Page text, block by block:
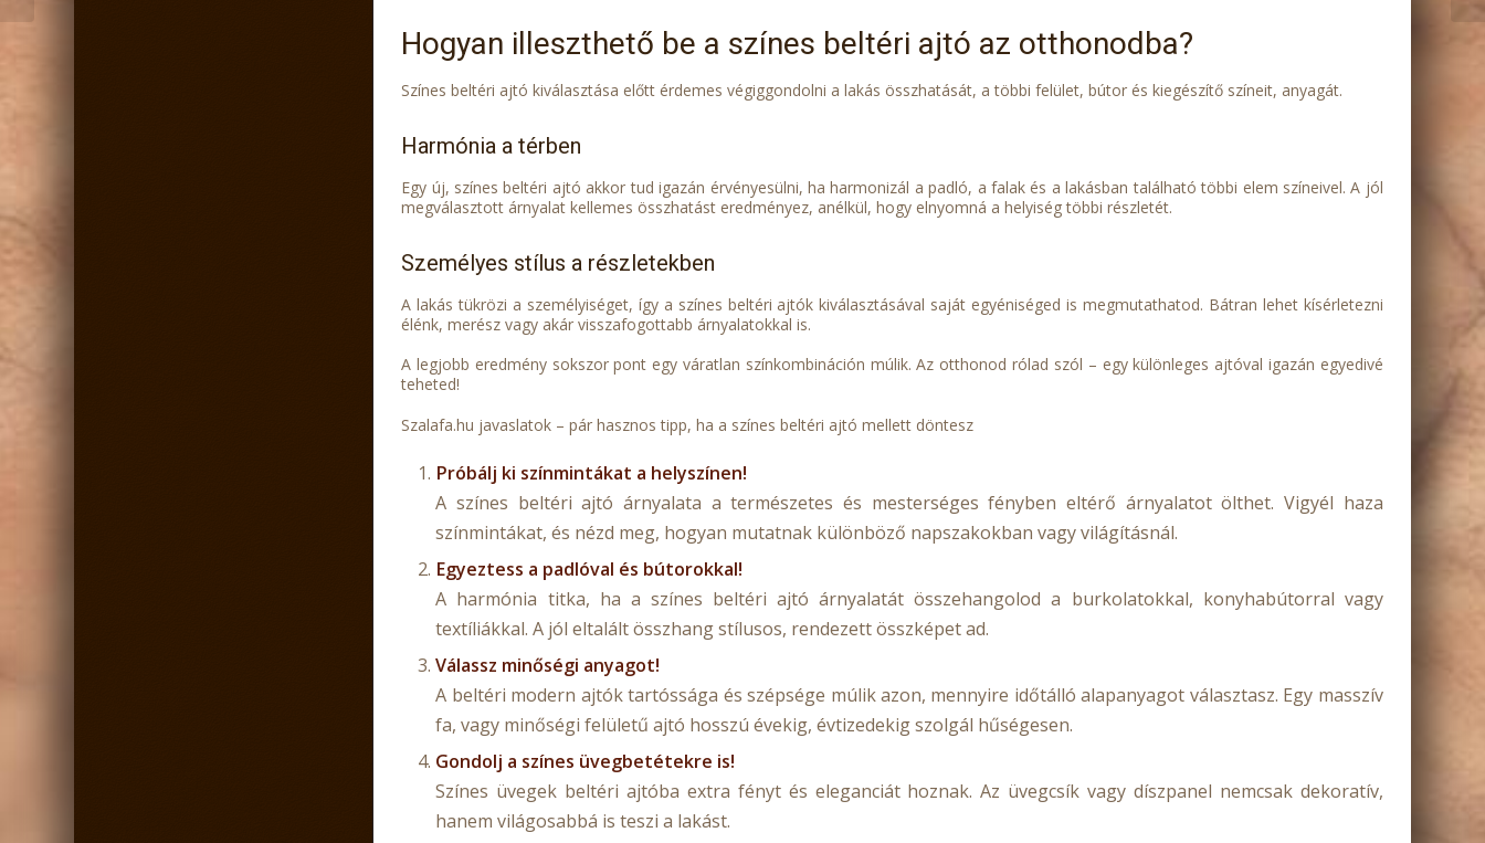
Hogyan illeszthető be a színes beltéri ajtó az otthonodba?
Színes beltéri ajtó kiválasztása előtt érdemes végiggondolni a lakás összhatását, a többi felület, bútor és kiegészítő színeit, anyagát.
Harmónia a térben
Egy új, színes beltéri ajtó akkor tud igazán érvényesülni, ha harmonizál a padló, a falak és a lakásban található többi elem színeivel. A jól
megválasztott árnyalat kellemes összhatást eredményez, anélkül, hogy elnyomná a helyiség többi részletét.
Személyes stílus a részletekben
A lakás tükrözi a személyiséget, így a színes beltéri ajtók kiválasztásával saját egyéniséged is megmutathatod. Bátran lehet kísérletezni
élénk, merész vagy akár visszafogottabb árnyalatokkal is.
A legjobb eredmény sokszor pont egy váratlan színkombináción múlik. Az otthonod rólad szól – egy különleges ajtóval igazán egyedivé
teheted!
Szalafa.hu javaslatok – pár hasznos tipp, ha a színes beltéri ajtó mellett döntesz
Próbálj ki színmintákat a helyszínen!
A színes beltéri ajtó árnyalata a természetes és mesterséges fényben eltérő árnyalatot ölthet. Vigyél haza
színmintákat, és nézd meg, hogyan mutatnak különböző napszakokban vagy világításnál.
Egyeztess a padlóval és bútorokkal!
A harmónia titka, ha a színes beltéri ajtó árnyalatát összehangolod a burkolatokkal, konyhabútorral vagy
textíliákkal. A jól eltalált összhang stílusos, rendezett összképet ad.
Válassz minőségi anyagot!
A beltéri modern ajtók tartóssága és szépsége múlik azon, mennyire időtálló alapanyagot választasz. Egy masszív
fa, vagy minőségi felületű ajtó hosszú évekig, évtizedekig szolgál hűségesen.
Gondolj a színes üvegbetétekre is!
Színes üvegek beltéri ajtóba extra fényt és eleganciát hoznak. Az üvegcsík vagy díszpanel nemcsak dekoratív,
hanem világosabbá is teszi a lakást.